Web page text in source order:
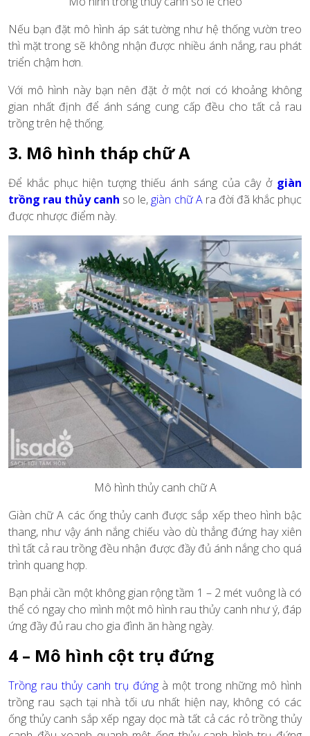
Nếu bạn đặt mô hình áp sát tường như hệ thống vườn treo
thì mặt trong sẽ không nhận được nhiều ánh nắng, rau phát
triển chậm hơn.
Với mô hình này bạn nên đặt ở một nơi có khoảng không
gian nhất định để ánh sáng cung cấp đều cho tất cả rau
trồng trên hệ thống.
3. Mô hình tháp chữ A
Để khắc phục hiện tượng thiếu ánh sáng của cây ở giàn
trồng rau thủy canh so le, giàn chữ Ara đời đã khắc phục
được nhược điểm này.
Mô hình thủy canh chữ A
Giàn chữ A các ống thủy canh được sắp xếp theo hình bậc
thang, như vậy ánh nắng chiếu vào dù thẳng đứng hay xiên
thì tất cả rau trồng đều nhận được đầy đủ ánh nắng cho quá
trình quang hợp.
Bạn phải cần một không gian rộng tầm 1 – 2 mét vuông là có
thể có ngay cho mình một mô hình rau thủy canh như ý, đáp
ứng đầy đủ rau cho gia đình ăn hàng ngày.
4 – Mô hình cột trụ đứng
Trồng rau thủy canh trụ đứngà một trong những mô hình
trồng rau sạch tại nhà tối ưu nhất hiện nay, không có các
ống thủy canh sắp xếp ngay dọc mà tất cả các rỏ trồng thủy